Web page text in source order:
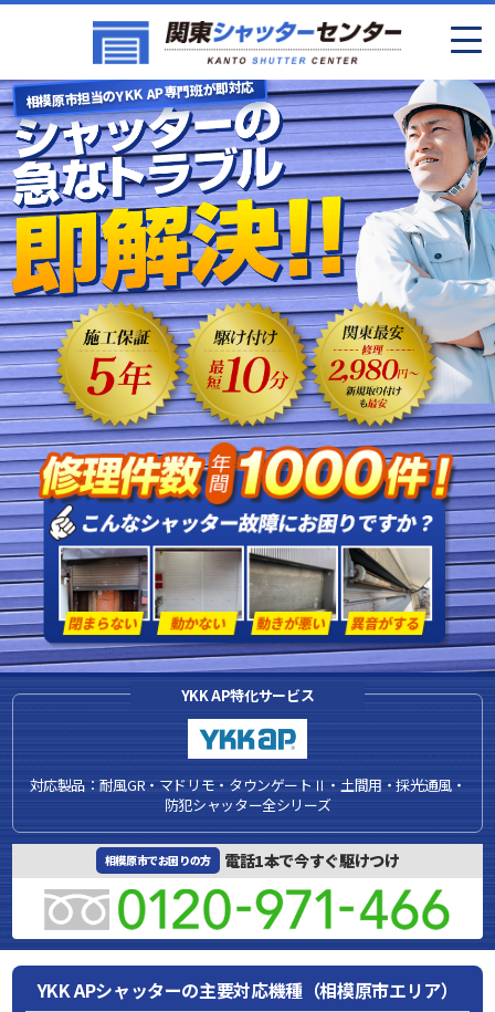
相模原市担当のYKK AP専門班が即対応
YKK AP特化サービス
対応製品：耐風GR・マドリモ・タウンゲートⅡ・土間用・採光通風・
防犯シャッター全シリーズ
相模原市でお困りの方 電話1本で今すぐ駆けつけ
YKK APシャッターの主要対応機種（相模原市エリア）